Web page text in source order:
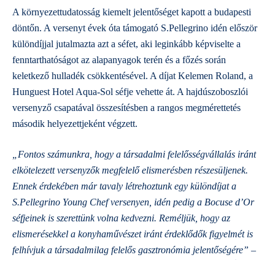
A környezettudatosság kiemelt jelentőséget kapott a budapesti
döntőn. A versenyt évek óta támogató S.Pellegrino idén először
különdíjjal jutalmazta azt a séfet, aki leginkább képviselte a
fenntarthatóságot az alapanyagok terén és a főzés során
keletkező hulladék csökkentésével. A díjat Kelemen Roland, a
Hunguest Hotel Aqua-Sol séfje vehette át. A hajdúszoboszlói
versenyző csapatával összesítésben a rangos megmérettetés
második helyezettjeként végzett.
„Fontos számunkra, hogy a társadalmi felelősségvállalás iránt
elkötelezett versenyzők megfelelő elismerésben részesüljenek.
Ennek érdekében már tavaly létrehoztunk egy különdíjat a
S.Pellegrino Young Chef versenyen, idén pedig a Bocuse d’Or
séfjeinek is szerettünk volna kedvezni. Reméljük, hogy az
elismerésekkel a konyhaművészet iránt érdeklődők figyelmét is
felhívjuk a társadalmilag felelős gasztronómia jelentőségére” –